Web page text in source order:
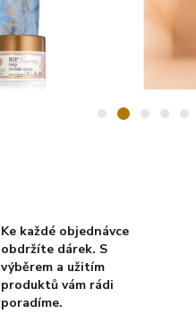
Ke každé objednávce
obdržíte dárek. S
výběrem a užitím
produktů vám rádi
poradíme.